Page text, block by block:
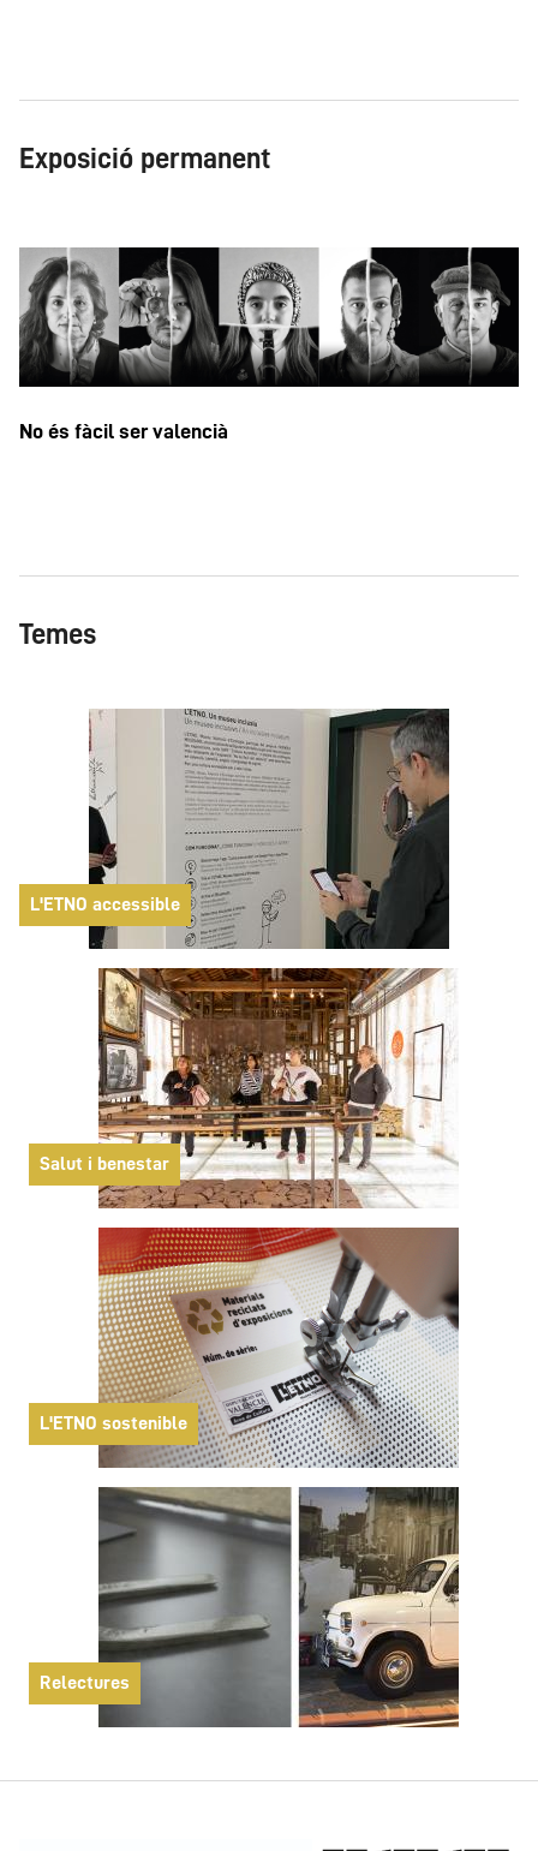
Exposició permanent
No és fàcil ser valencià
Temes
L'ETNO accessible
Salut i benestar
L'ETNO sostenible
Relectures